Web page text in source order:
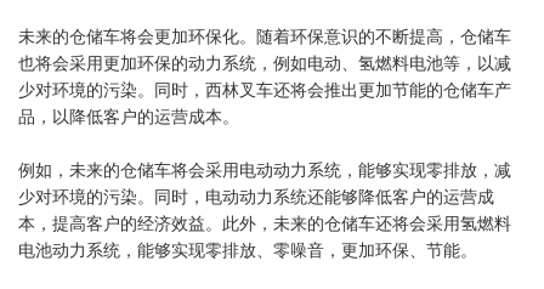
未来的仓储车将会更加环保化。随着环保意识的不断提高，仓储车
也将会采用更加环保的动力系统，例如电动、氢燃料电池等，以减
少对环境的污染。同时，西林叉车还将会推出更加节能的仓储车产
品，以降低客户的运营成本。
例如，未来的仓储车将会采用电动动力系统，能够实现零排放，减
少对环境的污染。同时，电动动力系统还能够降低客户的运营成
本，提高客户的经济效益。此外，未来的仓储车还将会采用氢燃料
电池动力系统，能够实现零排放、零噪音，更加环保、节能。